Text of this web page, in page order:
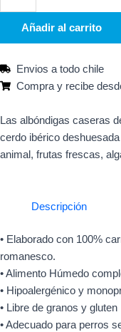
FOOD
415
cantidad
Añadir al carrito
Envios a todo chile
Compra y recibe
Las albóndigas caseras
cerdo ibérico
animal, frutas frescas,
Descripción
• Elaborado con 100%
romanesco.
• Alimento Húmedo
• Hipoalergénico y
• Libre de granos y gluten
• Adecuado para perros